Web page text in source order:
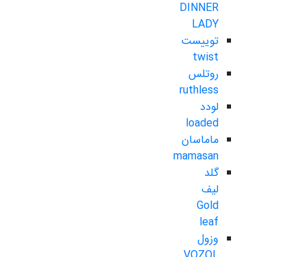
DINNER
LADY
توییست
twist
روتلس
ruthless
لودد
loaded
ماماسان
mamasan
گلد
لیف
Gold
leaf
وزول